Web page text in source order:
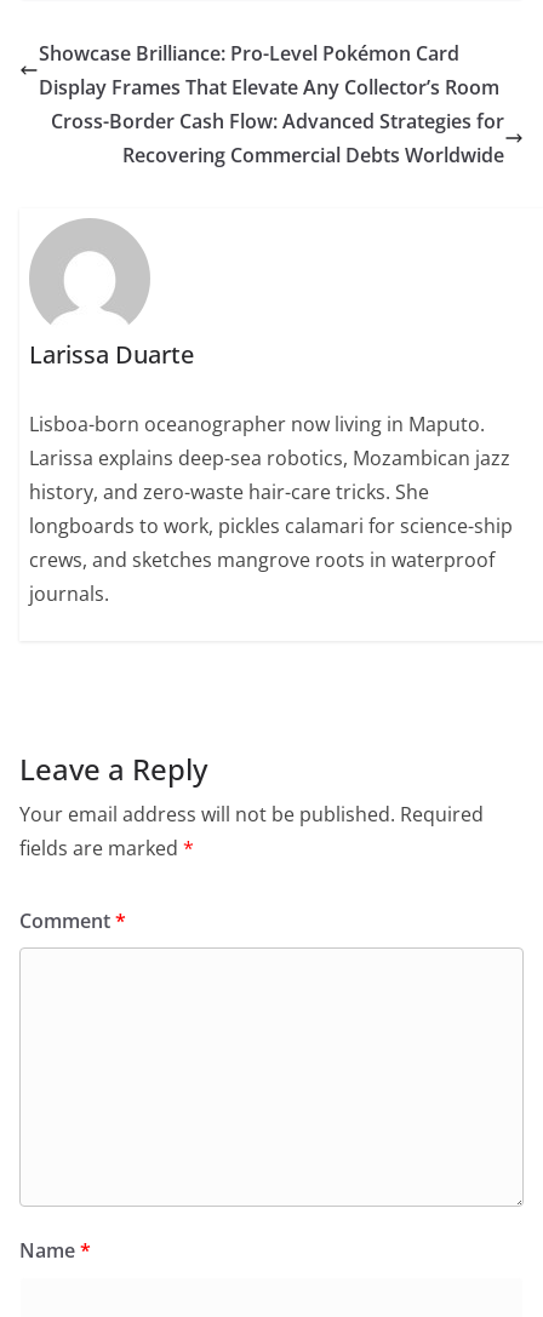
Showcase Brilliance: Pro-Level Pokémon Card
Display Frames That Elevate Any Collector’s Room
Cross-Border Cash Flow: Advanced Strategies for
Recovering Commercial Debts Worldwide
Larissa Duarte
Lisboa-born oceanographer now living in Maputo.
Larissa explains deep-sea robotics, Mozambican jazz
history, and zero-waste hair-care tricks. She
longboards to work, pickles calamari for science-ship
crews, and sketches mangrove roots in waterproof
journals.
Leave a Reply
Your email address will not be published. Required
fields are marked *
Comment*
Name*